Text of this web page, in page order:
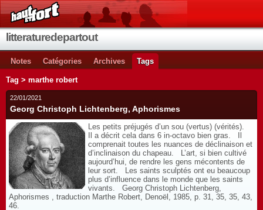
litteraturedepartout
Notes Catégories Archives Tags
Tag > marthe robert
22/01/2021
Georg Christoph Lichtenberg, Aphorismes
Les petits préjugés d’un sou (vertus) (vérités).
Il a décrit cela dans 6 in-octavo bien gras. Il
comprenait toutes les nuances de déclinaison et
d’inclinaison du chapeau. L’art, si bien cultivé
aujourd’hui, de rendre les gens mécontents de
leur sort. Les saints sculptés ont eu beaucoup
plus d’influence dans le monde que les saints
vivants. Georg Christoph Lichtenberg,
Aphorismes , traduction Marthe Robert, Denoël, 1985, p. 31, 35, 35, 43,
46.